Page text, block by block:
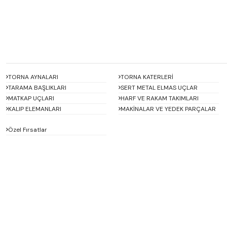
TORNA AYNALARI TORNA KATERLERİ
TARAMA BAŞLIKLARI
SERT METAL ELMAS UÇLAR
MATKAP UÇLARI
HARF VE RAKAM TAKIMLARI
KALIP ELEMANLARI
MAKİNALAR VE YEDEK PARÇALAR
Özel Fırsatlar